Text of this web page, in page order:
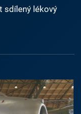
sdílený lékový